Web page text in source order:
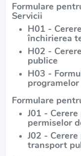
Formulare
Servicii
H01 -
închirierea
H02 -
publice
H03 -
Formulare
J01 -
permiselor
J02 -
transport